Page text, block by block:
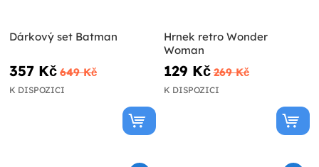
Dárkový set Batman
357 Kč 649 Kč
K DISPOZICI
Hrnek retro Wonder
Woman
129 Kč 269 Kč
K DISPOZICI